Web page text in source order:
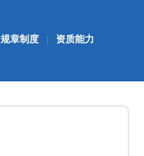
规章制度 资质能力